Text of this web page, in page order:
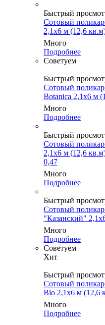
Быстрый
Сотовый
2,1х6 м (12,6
Много
Подробнее
Советуем
Быстрый
Сотовый
Botanica 2,1х6 м
Много
Подробнее
Быстрый
Сотовый
2,1х6 м (12,6
0,47
Много
Подробнее
Быстрый
Сотовый
"Казанский"
Много
Подробнее
Советуем
Хит
Быстрый
Сотовый
Bio 2,1х6 м (12,6
Много
Подробнее